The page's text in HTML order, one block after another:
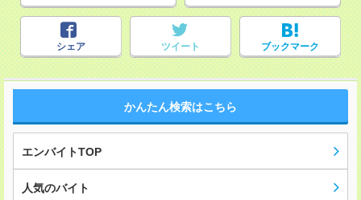
シェア ツイート ブックマーク
かんたん検索はこちら
エンバイトTOP
人気のバイト